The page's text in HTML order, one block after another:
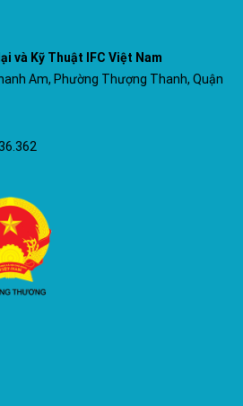
và Kỹ Thuật IFC Việt Nam
Am, Phường Thượng Thanh, Quận